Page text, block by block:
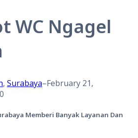
WC Ngagel
, Surabaya–February 21,
Memberi Banyak Layanan Dan